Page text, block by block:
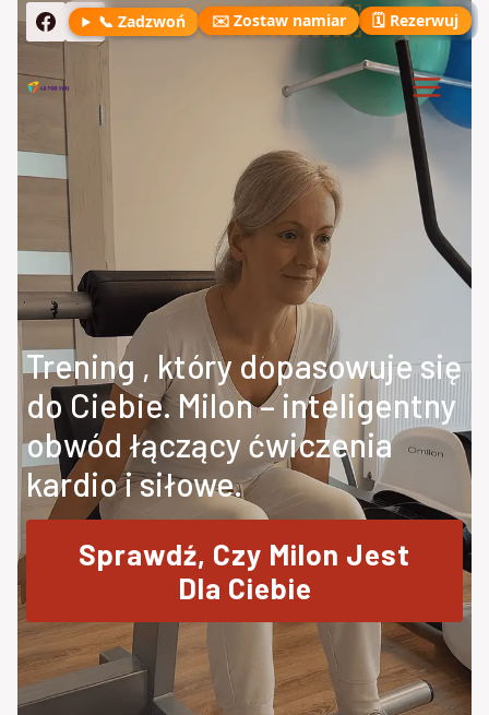
📞 Zadzwoń ✉️ Zostaw namiar 🗓️ Rezerwuj
Przejdź
do
treści
Trening , który dopasowuje się
do Ciebie. Milon – inteligentny
obwód łączący ćwiczenia
kardio i siłowe.
Sprawdź, Czy Milon Jest
Dla Ciebie